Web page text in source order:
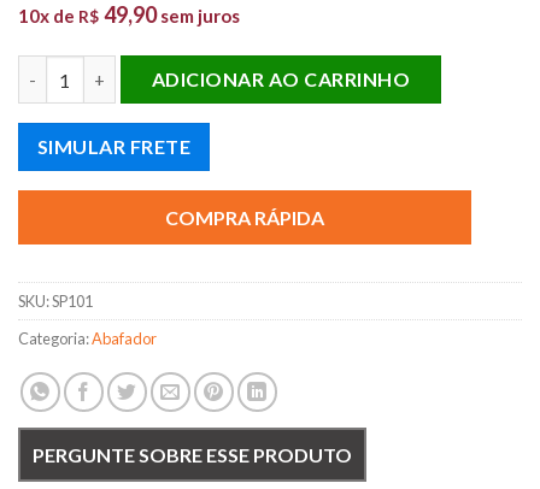
10x de R$ 49,90 sem juros
ADICIONAR AO CARRINHO
SIMULAR FRETE
COMPRA RÁPIDA
SKU:SP101
Categoria:Abafador
PERGUNTE SOBRE ESSE PRODUTO